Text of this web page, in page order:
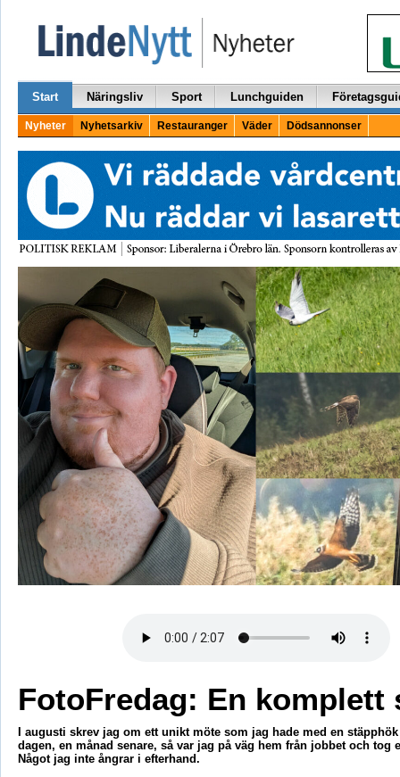
Start Näringsliv Sport Lunchguiden
Nyheter Nyhetsarkiv Restauranger Väder Dödsannonser
FotoFredag: En komplett
I augusti skrev jag om ett unikt möte som jag hade med en stäpphök
dagen, en månad senare, så var jag på väg hem från jobbet och tog
Något jag inte ångrar i efterhand.